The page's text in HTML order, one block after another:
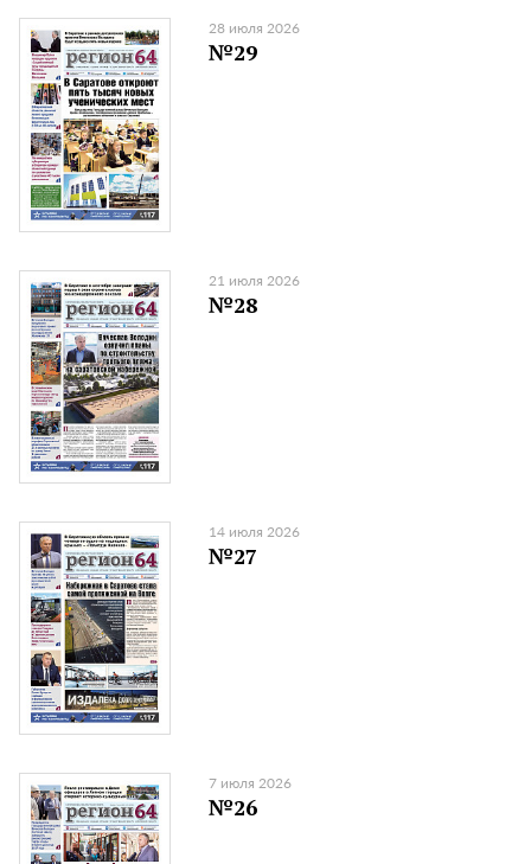
28 июля 2026
№29
21 июля 2026
№28
14 июля 2026
№27
7 июля 2026
№26